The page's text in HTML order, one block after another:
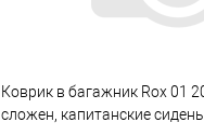
Коврик в багажник Rox 01
сложен, капитанские